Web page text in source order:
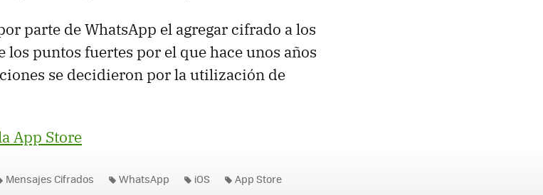
parte de WhatsApp el agregar cifrado a los
los puntos fuertes por el que hace unos años
se decidieron por la utilización de
App Store
Mensajes Cifrados WhatsApp iOS App Store